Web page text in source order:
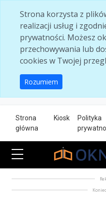
Strona korzysta z
realizacji usług i
prywatności. Możesz
przechowywania lub
cookies w Twojej
Rozumiem
Strona
główna
Kiosk
Polityka